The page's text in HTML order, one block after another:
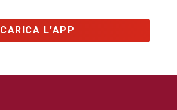
L'APP